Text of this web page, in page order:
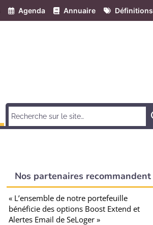
Agenda Annuaire Définitions
Nos partenaires recommandent
« L’ensemble de notre portefeuille
bénéficie des options Boost Extend et
Alertes Email de SeLoger »